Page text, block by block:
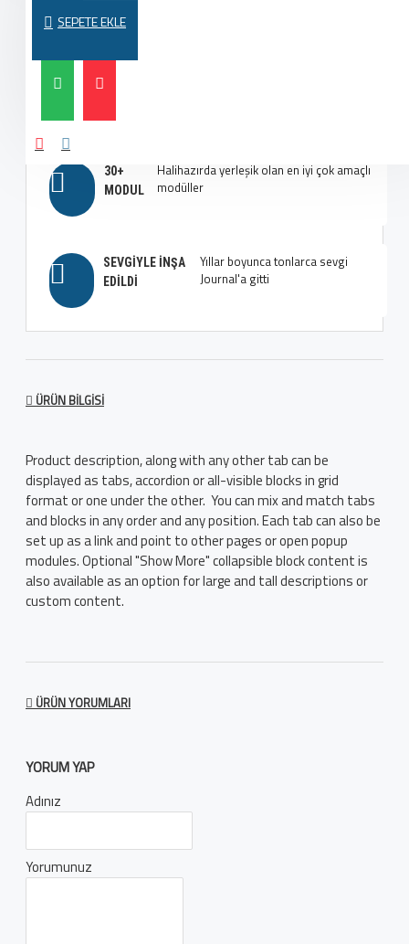
SEPETE EKLE
EN İYI TIPOGRAFI
30+
MODUL
Halihazırda yerleşik olan en iyi çok amaçlı
modüller
SEVGIYLE İNŞA
EDILDI
Yıllar boyunca tonlarca sevgi
Journal'a gitti
ÜRÜN BILGISI
Product description, along with any other tab can be
displayed as tabs, accordion or all-visible blocks in grid
format or one under the other. You can mix and match tabs
and blocks in any order and any position. Each tab can also be
set up as a link and point to other pages or open popup
modules. Optional "Show More" collapsible block content is
also available as an option for large and tall descriptions or
custom content.
ÜRÜN YORUMLARI
YORUM YAP
Adınız
Yorumunuz